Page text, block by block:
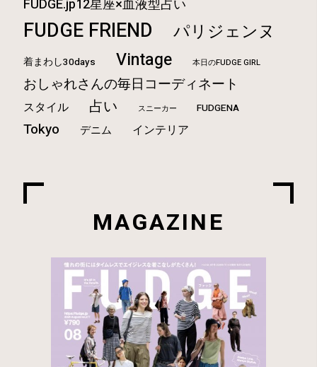
FUDGE.jp12星座×血液型占い
FUDGE FRIEND パリジェンヌ
着まわし30days Vintage 本日のFUDGE GIRL
おしゃれさんの毎日コーディネート
スタイル 占い スニーカー FUDGENA
Tokyo デニム インテリア
MAGAZINE